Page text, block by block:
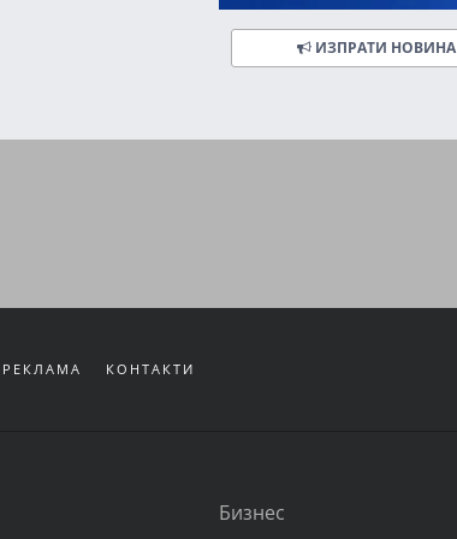
ИЗПРАТИ НОВИНА
РЕКЛАМА КОНТАКТИ
Бизнес